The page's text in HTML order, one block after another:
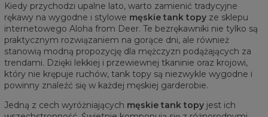
Kiedy przychodzi upalne lato, warto zamienić tradycyjne
rękawy na wygodne i stylowe męskie tank topy ze sklepu
internetowego Aloha from Deer. Te bezrękawniki nie tylko są
praktycznym rozwiązaniem na gorące dni, ale również
stanowią modną propozycję dla mężczyzn podążających za
trendami. Dzięki lekkiej i przewiewnej tkaninie oraz krojowi,
który nie krępuje ruchów, tank topy są niezwykle wygodne i
powinny znaleźć się w każdej męskiej garderobie.
Jedną z cech wyróżniających męskie tank topy jest ich